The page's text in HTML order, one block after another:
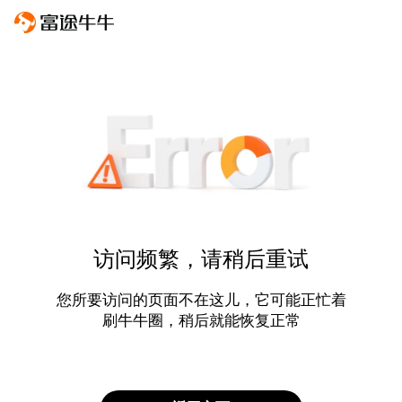
访问频繁，请稍后重试
您所要访问的页面不在这儿，它可能正忙着
刷牛牛圈，稍后就能恢复正常